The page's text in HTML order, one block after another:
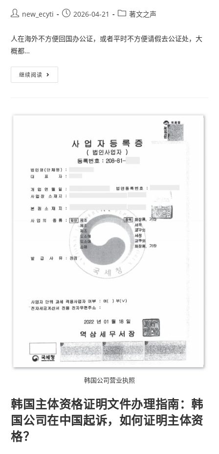
new_ecyti 2026-04-21 著文之声
人在海外不方便回国办公证，或者平时不方便请假去公证处，大
概都…
继续阅读
韩国公司营业执照
韩国主体资格证明文件办理指南：韩
国公司在中国起诉，如何证明主体资
格？